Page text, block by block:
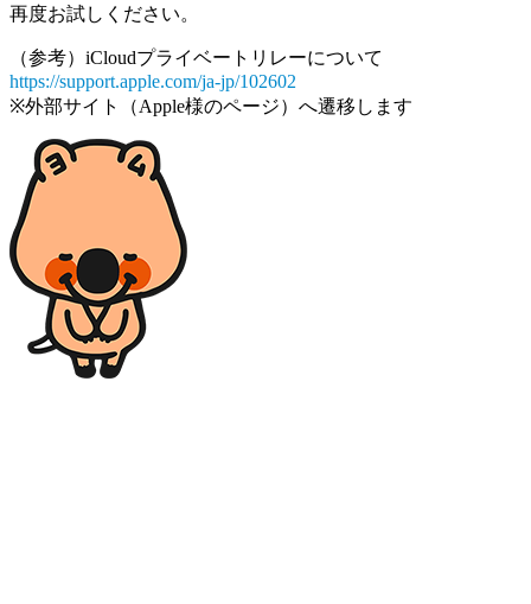
再度お試しください。
（参考）iCloudプライベートリレーについて
https://support.apple.com/ja-jp/102602
※外部サイト（Apple様のページ）へ遷移します